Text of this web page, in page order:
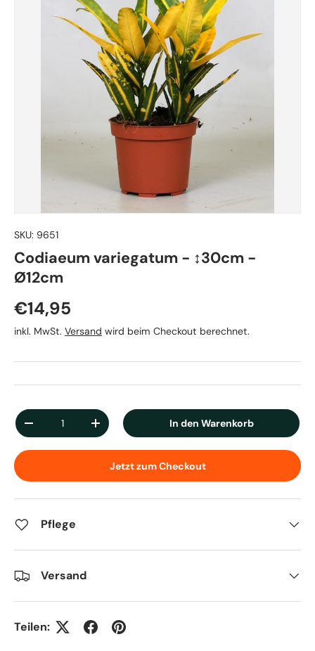
SKU: 9651
Codiaeum variegatum - ↕30cm -
Ø12cm
Normaler Preis
€14,95
inkl. MwSt. Versand wird beim Checkout berechnet.
Anzahl
Menge verringernMenge erhöhen In den Warenkorb
Jetzt zum Checkout
Pflege
Versand
Teilen: